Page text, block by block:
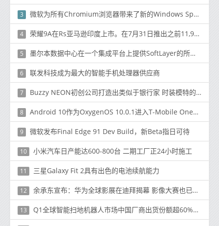
3 微软为所有Chromium浏览器带来了新的Windows Spellcheck
4 荣耀9A在Rs亚马逊印度上市。在7月31日推出之前11,999（〜$ 160）
5 墨尔本数据中心在一个集成平台上提供SoftLayer的所有云服务
6 联发科技成为最大的智能手机处理器供应商
7 Buzzy NEON初创公司打造出类似于银行家 时装模特的人造人
8 Android 10作为OxygenOS 10.0.1进入T-Mobile OnePlus 7 Pro
9 微软发布Final Edge 91 Dev Build，新Beta指日可待
10 小米汽车日产能达600-800台 二期工厂正24小时施工
11 三星Galaxy Fit 2具有出色的电池续航能力
12 余承东宣布：华为全球影展在迪拜揭幕 影像大赛也已启动
13 Q1全球智能扫地机器人市场中国厂商出货份额超60%，石头科技位居榜首